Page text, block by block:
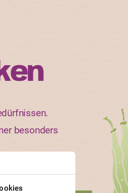
besonders